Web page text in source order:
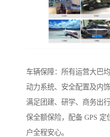
车辆保障：所有运营大巴
动力系统、安全配置及内
满足团建、研学、商务出
保全额保险，配备 GPS
户全程安心。